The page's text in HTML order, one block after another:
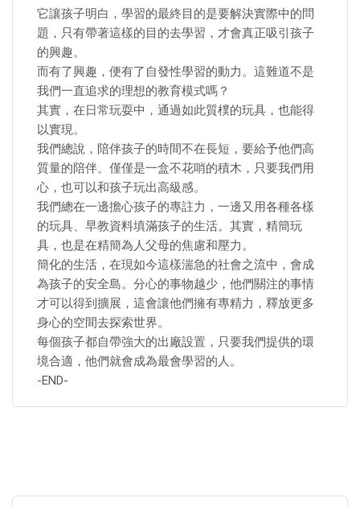
它讓孩子明白，學習的最終目的是要解決實際中的問
題，只有帶著這樣的目的去學習，才會真正吸引孩子
的興趣。
而有了興趣，便有了自發性學習的動力。這難道不是
我們一直追求的理想的教育模式嗎？
其實，在日常玩耍中，通過如此質樸的玩具，也能得
以實現。
我們總說，陪伴孩子的時間不在長短，要給予他們高
質量的陪伴。僅僅是一盒不花哨的積木，只要我們用
心，也可以和孩子玩出高級感。
我們總在一邊擔心孩子的專註力，一邊又用各種各樣
的玩具、早教資料填滿孩子的生活。其實，精簡玩
具，也是在精簡為人父母的焦慮和壓力。
簡化的生活，在現如今這樣湍急的社會之流中，會成
為孩子的安全島。分心的事物越少，他們關注的事情
才可以得到擴展，這會讓他們擁有專精力，釋放更多
身心的空間去探索世界。
每個孩子都自帶強大的出廠設置，只要我們提供的環
境合適，他們就會成為最會學習的人。
-END-